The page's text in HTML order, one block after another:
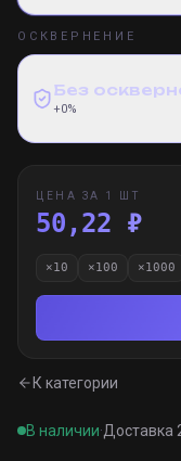
ОСКВЕРНЕНИЕ
Без
+0%
ЦЕНА ЗА 1 ШТ
50,22 ₽
×10 ×100 ×1000
К категории
В наличии·Доставка